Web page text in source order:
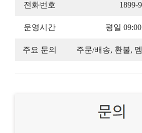
전화번호 1899-
운영시간 평일
주요 문의 주문/배송, 환불,